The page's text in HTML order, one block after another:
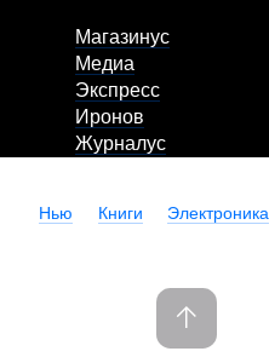
Магазинус
Медиа
Экспресс
Иронов
Журналус
Нью Книги Электроника